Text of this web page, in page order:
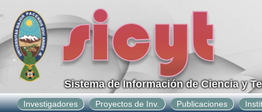
Sistema de Información de Ciencia y
Investigadores Proyectos de Inv. Publicaciones